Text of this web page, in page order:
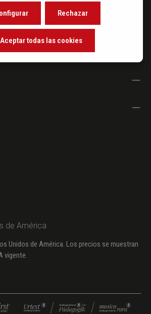
de América
Unidos de América. Los precios se muestran
vigente.
Rechazar
Aceptar todas las cookies